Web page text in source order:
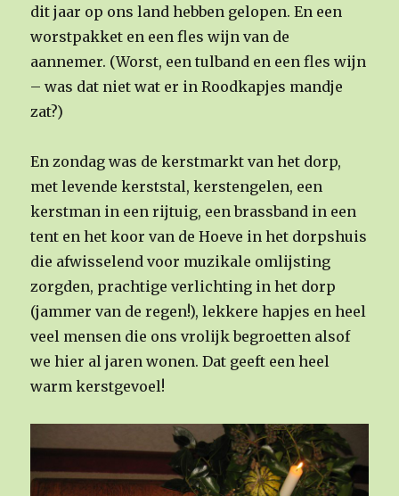
dit jaar op ons land hebben gelopen. En een
worstpakket en een fles wijn van de
aannemer. (Worst, een tulband en een fles wijn
– was dat niet wat er in Roodkapjes mandje
zat?)
En zondag was de kerstmarkt van het dorp,
met levende kerststal, kerstengelen, een
kerstman in een rijtuig, een brassband in een
tent en het koor van de Hoeve in het dorpshuis
die afwisselend voor muzikale omlijsting
zorgden, prachtige verlichting in het dorp
(jammer van de regen!), lekkere hapjes en heel
veel mensen die ons vrolijk begroetten alsof
we hier al jaren wonen. Dat geeft een heel
warm kerstgevoel!